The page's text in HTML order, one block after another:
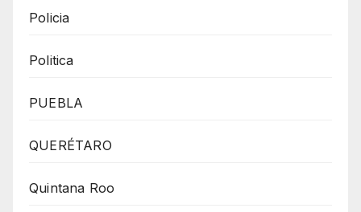
Policia
Politica
PUEBLA
QUERÉTARO
Quintana Roo